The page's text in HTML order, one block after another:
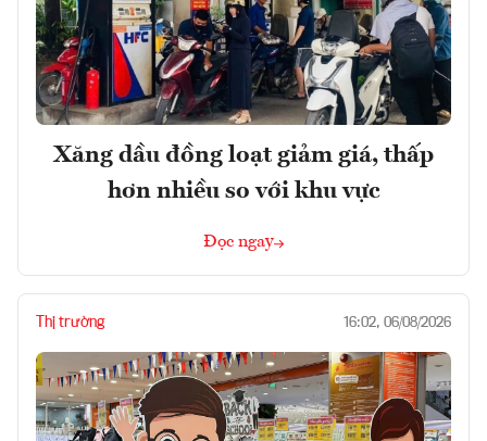
Xăng dầu đồng loạt giảm giá, thấp
hơn nhiều so với khu vực
Đọc ngay
Thị trường 16:02, 06/08/2026